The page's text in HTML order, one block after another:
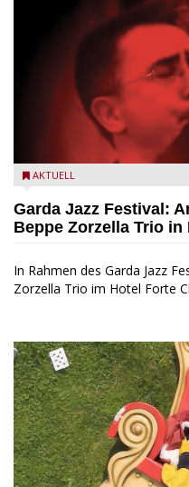
Beppe Zorzella Trio zu Gast
AKTUELL
Garda Jazz Festival:
Beppe Zorzella Trio in
In Rahmen des Garda Jazz
Zorzella Trio im Hotel Forte